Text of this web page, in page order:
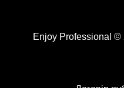
Enjoy Professional ©